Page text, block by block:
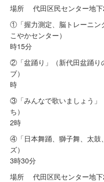
場所 代田区民センター地下
①「握力測定、脳トレーニ
こやかセンター） 10
時15分
②「盆踊り」（新代田盆踊り
ブ） 10月19日(
時
③「みんなで歌いましょう」
ち） 10月20日
2時
④「日本舞踊、獅子舞、太鼓
ズ） 10月20日
3時30分
場所 代田区民センター地下